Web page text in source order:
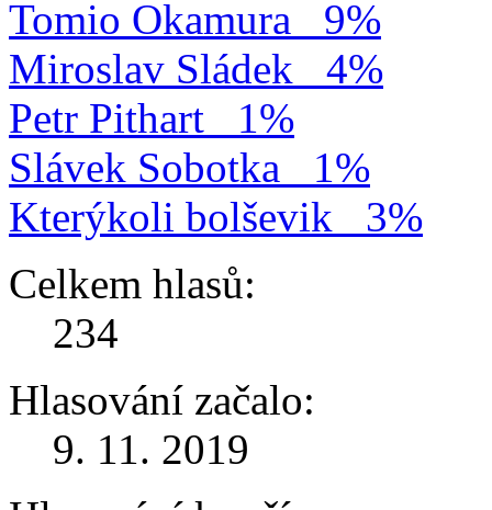
Tomio Okamura
9%
Miroslav Sládek
4%
Petr Pithart
1%
Slávek Sobotka
1%
Kterýkoli bolševik
3%
Celkem hlasů:
234
Hlasování začalo:
9. 11. 2019